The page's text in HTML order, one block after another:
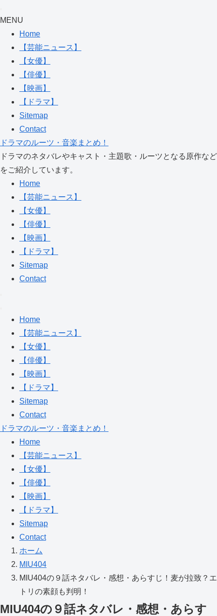
MENU
Home
【芸能ニュース】
【女優】
【俳優】
【映画】
【ドラマ】
Sitemap
Contact
ドラマのルーツ・音楽まとめ！
ドラマのネタバレやキャスト・主題歌・ルーツとなる原作など
をご紹介しています。
Home
【芸能ニュース】
【女優】
【俳優】
【映画】
【ドラマ】
Sitemap
Contact
Home
【芸能ニュース】
【女優】
【俳優】
【映画】
【ドラマ】
Sitemap
Contact
ドラマのルーツ・音楽まとめ！
Home
【芸能ニュース】
【女優】
【俳優】
【映画】
【ドラマ】
Sitemap
Contact
ホーム
MIU404
MIU404の９話ネタバレ・感想・あらすじ！麦が拉致？エ
トリの素顔も判明！
MIU404の９話ネタバレ・感想・あらす